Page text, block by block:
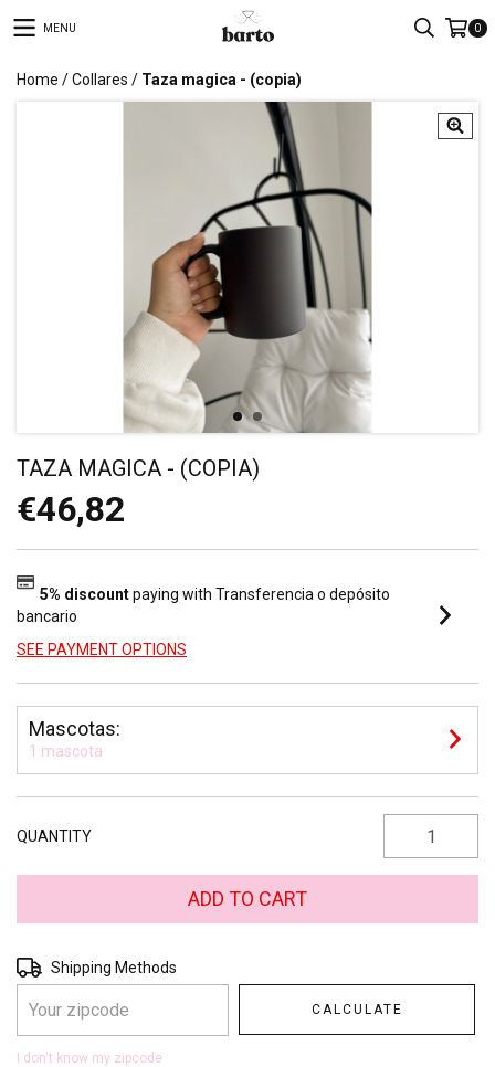
MENU 0
Home /Collares / Taza magica - (copia)
TAZA MAGICA - (COPIA)
€46,82
5% discountpaying with Transferencia o depósito
bancario
SEE PAYMENT OPTIONS
Mascotas:
1 mascota
QUANTITY
Shipping for zipcode:
Shipping Methods
CALCULATE
I don't know my zipcode